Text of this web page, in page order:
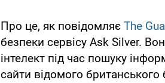
Про це, як повідомляє The
безпеки сервісу Ask Silver.
інтелект під час пошуку
сайти відомого